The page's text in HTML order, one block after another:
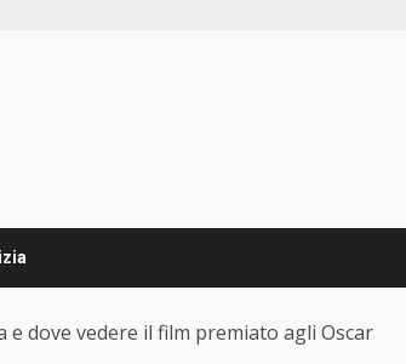
dove vedere il film premiato agli Oscar